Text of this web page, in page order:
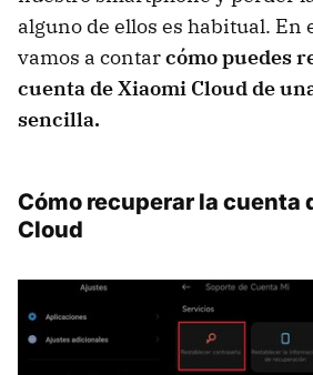
alguno de ellos es habitual. En
vamos a contarcómo puedes
cuenta de Xiaomi Cloud de
sencilla.
Cómo recuperar la cuenta
Cloud